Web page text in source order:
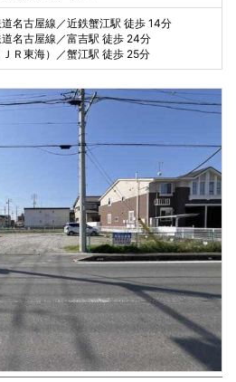
名古屋線／近鉄蟹江駅 徒歩 14分
名古屋線／富吉駅 徒歩 24分
Ｒ東海）／蟹江駅 徒歩 25分